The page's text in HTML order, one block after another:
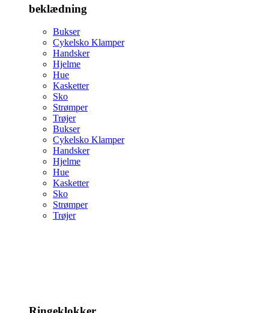
beklædning
Bukser
Cykelsko Klamper
Handsker
Hjelme
Hue
Kasketter
Sko
Strømper
Trøjer
Bukser
Cykelsko Klamper
Handsker
Hjelme
Hue
Kasketter
Sko
Strømper
Trøjer